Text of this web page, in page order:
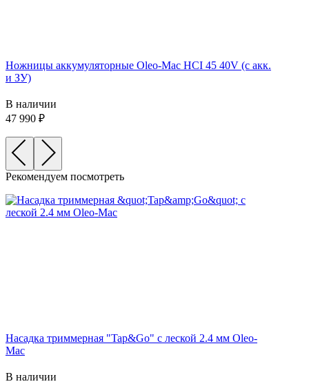
Ножницы аккумуляторные Oleo-Mac HCI 45 40V (с акк.
и ЗУ)
В наличии
47 990
Рекомендуем посмотреть
Насадка триммерная "Tap&Go" c леской 2.4 мм Oleo-
Mac
В наличии